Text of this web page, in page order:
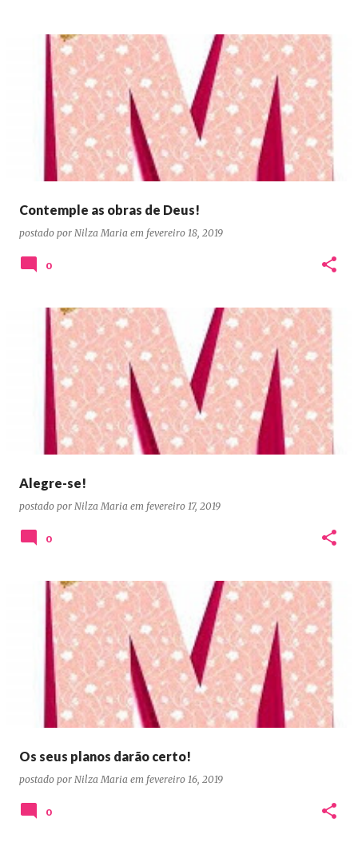
Contemple as obras de Deus!
postado por Nilza Maria em fevereiro 18, 2019
0
Alegre-se!
postado por Nilza Maria em fevereiro 17, 2019
0
Os seus planos darão certo!
postado por Nilza Maria em fevereiro 16, 2019
0